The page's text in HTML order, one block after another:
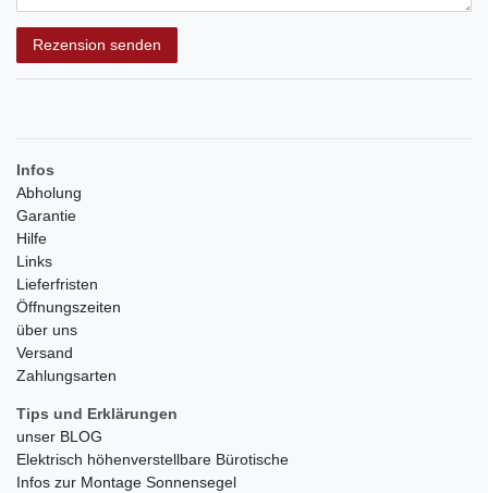
Rezension senden
Infos
Abholung
Garantie
Hilfe
Links
Lieferfristen
Öffnungszeiten
über uns
Versand
Zahlungsarten
Tips und Erklärungen
unser BLOG
Elektrisch höhenverstellbare Bürotische
Infos zur Montage Sonnensegel